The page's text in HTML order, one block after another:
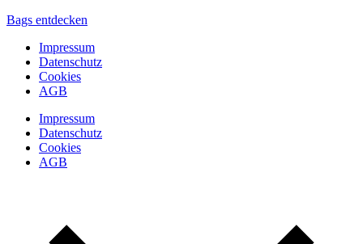
Bags entdecken
Impressum
Datenschutz
Cookies
AGB
Impressum
Datenschutz
Cookies
AGB